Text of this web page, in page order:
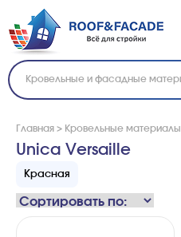
Главная > Кровельные материалы
Unica Versaille
Красная